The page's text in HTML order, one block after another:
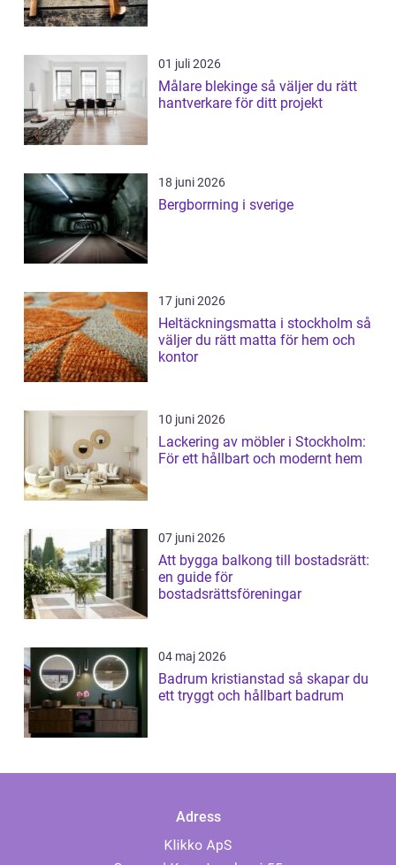
01 juli 2026
Målare blekinge så väljer du rätt
hantverkare för ditt projekt
18 juni 2026
Bergborrning i sverige
17 juni 2026
Heltäckningsmatta i stockholm så
väljer du rätt matta för hem och
kontor
10 juni 2026
Lackering av möbler i Stockholm:
För ett hållbart och modernt hem
07 juni 2026
Att bygga balkong till bostadsrätt:
en guide för
bostadsrättsföreningar
04 maj 2026
Badrum kristianstad så skapar du
ett tryggt och hållbart badrum
Adress